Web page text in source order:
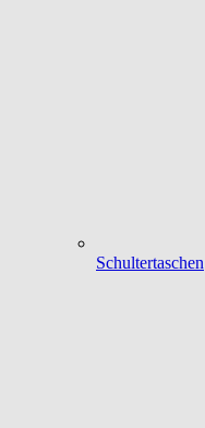
Schultertaschen